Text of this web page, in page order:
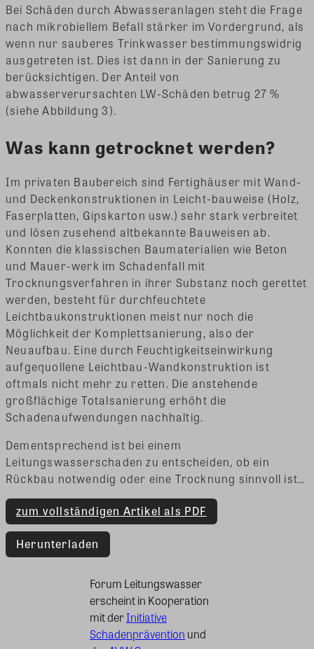
Bei Schäden durch Abwasseranlagen steht die Frage
nach mikrobiellem Befall stärker im Vordergrund, als
wenn nur sauberes Trinkwasser bestimmungswidrig
ausgetreten ist. Dies ist dann in der Sanierung zu
berücksichtigen. Der Anteil von
abwasserverursachten LW-Schäden betrug 27 %
(siehe Abbildung 3).
Was kann getrocknet werden?
Im privaten Baubereich sind Fertighäuser mit Wand-
und Deckenkonstruktionen in Leicht-bauweise (Holz,
Faserplatten, Gipskarton usw.) sehr stark verbreitet
und lösen zusehend altbekannte Bauweisen ab.
Konnten die klassischen Baumaterialien wie Beton
und Mauer-werk im Schadenfall mit
Trocknungsverfahren in ihrer Substanz noch gerettet
werden, besteht für durchfeuchtete
Leichtbaukonstruktionen meist nur noch die
Möglichkeit der Komplettsanierung, also der
Neuaufbau. Eine durch Feuchtigkeitseinwirkung
aufgequollene Leichtbau-Wandkonstruktion ist
oftmals nicht mehr zu retten. Die anstehende
großflächige Totalsanierung erhöht die
Schadenaufwendungen nachhaltig.
Dementsprechend ist bei einem
Leitungswasserschaden zu entscheiden, ob ein
Rückbau notwendig oder eine Trocknung sinnvoll ist…
zum vollständigen Artikel als PDF
Herunterladen
Forum Leitungswasser
erscheint in Kooperation
mit derInitiative
Schadenprävention und